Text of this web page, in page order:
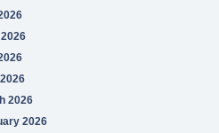
2026
2026